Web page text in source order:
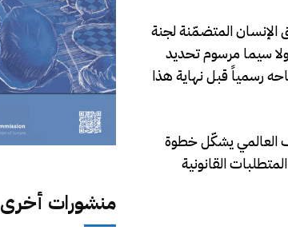
منشورات أخرى
الإنسان المتضمّنة لجنة
المراسيم، ولا سيما مرسوم تحديد
رسمياً قبل نهاية هذا
العالمي يشكّل خطوة
القانونية